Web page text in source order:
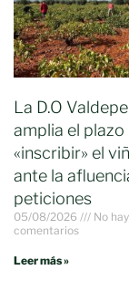
La D.O
amplia el plazo
«inscribir» el
ante la
peticiones
05/08/2026
No hay
comentarios
Leer más »